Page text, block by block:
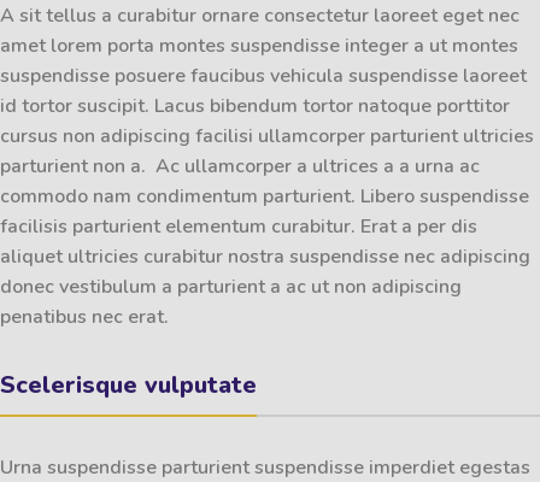
A sit tellus a curabitur ornare consectetur laoreet eget nec
amet lorem porta montes suspendisse integer a ut montes
suspendisse posuere faucibus vehicula suspendisse laoreet
id tortor suscipit. Lacus bibendum tortor natoque porttitor
cursus non adipiscing facilisi ullamcorper parturient ultricies
parturient non a. Ac ullamcorper a ultrices a a urna ac
commodo nam condimentum parturient. Libero suspendisse
facilisis parturient elementum curabitur. Erat a per dis
aliquet ultricies curabitur nostra suspendisse nec adipiscing
donec vestibulum a parturient a ac ut non adipiscing
penatibus nec erat.
Scelerisque vulputate
Urna suspendisse parturient suspendisse imperdiet egestas